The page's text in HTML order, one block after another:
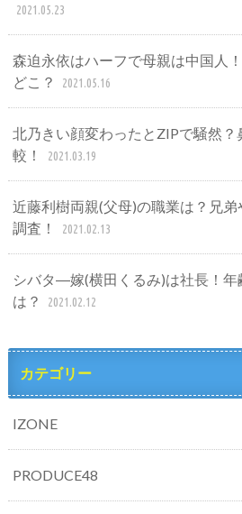
2021.05.23
森迫永依はハーフで母親は中国人
どこ？
2021.05.16
北乃きい顔変わったとZIPで騒然？
較！
2021.03.19
近藤利樹両親(父母)の職業は？兄
調査！
2021.02.13
シバタ―嫁(横田くるみ)は社長！年
は？
2021.02.12
カテゴリー
IZONE
PRODUCE48